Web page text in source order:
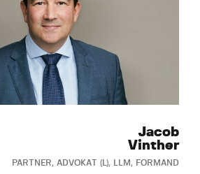
Jacob
Vinther
PARTNER, ADVOKAT (L), LLM, FORMAND